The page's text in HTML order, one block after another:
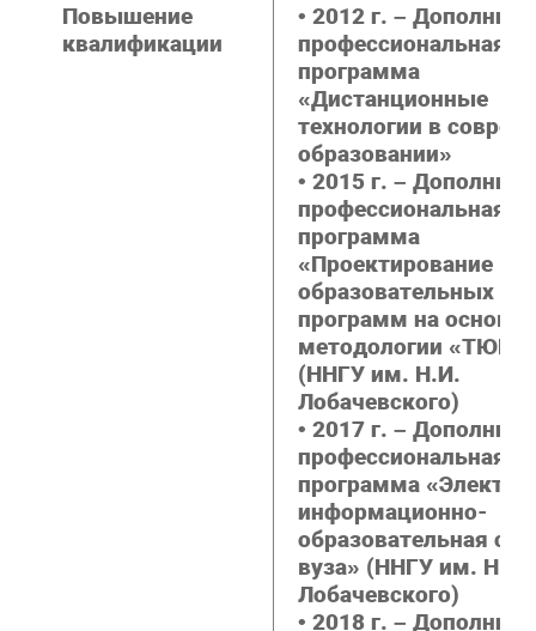
Повышение
квалификации
• 2012 г. –
профессиональная
программа
«Дистанционные
технологии в
образовании»
• 2015 г. –
профессиональная
программа
«Проектирование
образовательных
программ на основе
методологии
(ННГУ им. Н.И.
Лобачевского)
• 2017 г. –
профессиональная
программа
информационно-
образовательная
вуза» (ННГУ им. Н.И.
Лобачевского)
• 2018 г. –